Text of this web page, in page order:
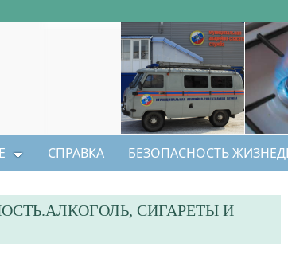
СПРАВКА БЕЗОПАСНОСТЬ
СИГАРЕТЫ И